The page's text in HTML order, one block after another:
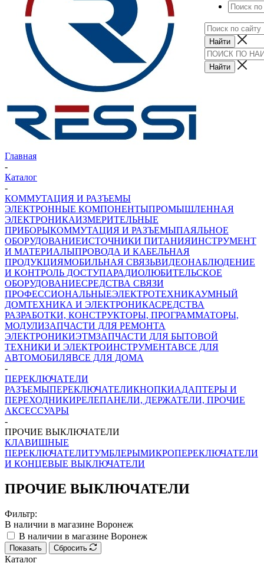
Главная
-
Каталог
-
КОММУТАЦИЯ И РАЗЪЕМЫ
ЭЛЕКТРОННЫЕ КОМПОНЕНТЫПРОМЫШЛЕННАЯ
ЭЛЕКТРОНИКАИЗМЕРИТЕЛЬНЫЕ
ПРИБОРЫКОММУТАЦИЯ И РАЗЪЕМЫПАЯЛЬНОЕ
ОБОРУДОВАНИЕИСТОЧНИКИ ПИТАНИЯИНСТРУМЕНТ
И МАТЕРИАЛЫПРОВОДА И КАБЕЛЬНАЯ
ПРОДУКЦИЯМОБИЛЬНАЯ СВЯЗЬВИДЕОНАБЛЮДЕНИЕ
И КОНТРОЛЬ ДОСТУПАРАДИОЛЮБИТЕЛЬСКОЕ
ОБОРУДОВАНИЕСРЕДСТВА СВЯЗИ
ПРОФЕССИОНАЛЬНЫЕЭЛЕКТРОТЕХНИКАУМНЫЙ
ДОМТЕХНИКА И ЭЛЕКТРОНИКАСРЕДСТВА
РАЗРАБОТКИ, КОНСТРУКТОРЫ, ПРОГРАММАТОРЫ,
МОДУЛИЗАПЧАСТИ ДЛЯ РЕМОНТА
ЭЛЕКТРОНИКИЭТМЗАПЧАСТИ ДЛЯ БЫТОВОЙ
ТЕХНИКИ И ЭЛЕКТРОИНСТРУМЕНТАВСЕ ДЛЯ
АВТОМОБИЛЯВСЕ ДЛЯ ДОМА
-
ПЕРЕКЛЮЧАТЕЛИ
РАЗЪЕМЫПЕРЕКЛЮЧАТЕЛИКНОПКИАДАПТЕРЫ И
ПЕРЕХОДНИКИРЕЛЕПАНЕЛИ, ДЕРЖАТЕЛИ, ПРОЧИЕ
АКСЕССУАРЫ
-
ПРОЧИЕ ВЫКЛЮЧАТЕЛИ
КЛАВИШНЫЕ
ПЕРЕКЛЮЧАТЕЛИТУМБЛЕРЫМИКРОПЕРЕКЛЮЧАТЕЛИ
И КОНЦЕВЫЕ ВЫКЛЮЧАТЕЛИ
ПРОЧИЕ ВЫКЛЮЧАТЕЛИ
Фильтр:
В наличии в магазине Воронеж
В наличии в магазине Воронеж
Показать Сбросить
Каталог